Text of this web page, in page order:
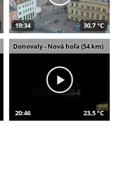
19:34 30,7 °C
Donovaly - Nová hoľa (54 km)
20:46 23,5 °C